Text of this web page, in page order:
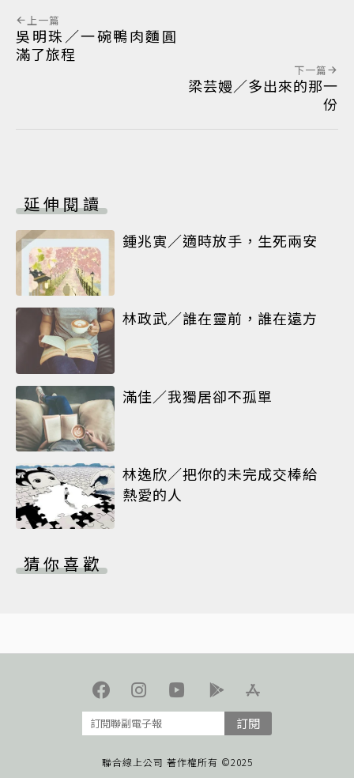
上一篇
吳明珠／一碗鴨肉麵圓
滿了旅程
下一篇
梁芸嫚／多出來的那一
份
延伸閱讀
鍾兆寅／適時放手，生死兩安
林政武／誰在靈前，誰在遠方
滿佳／我獨居卻不孤單
林逸欣／把你的未完成交棒給
熱愛的人
猜你喜歡
訂閱
聯合線上公司 著作權所有 ©2025